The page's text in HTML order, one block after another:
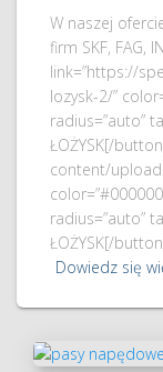
W naszej
firm SKF, FAG,
link=”https://
lozysk-2/”
radius=”auto”
ŁOŻYSK[/
content/
radius=”auto”
ŁOŻYSK[/
Dowiedz się